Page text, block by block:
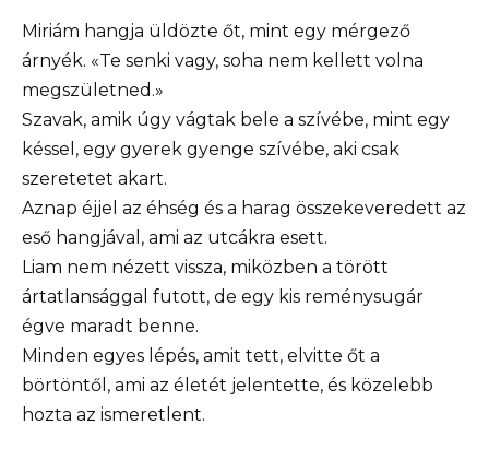
Miriám hangja üldözte őt, mint egy mérgező
árnyék. «Te senki vagy, soha nem kellett volna
megszületned.»
Szavak, amik úgy vágtak bele a szívébe, mint egy
késsel, egy gyerek gyenge szívébe, aki csak
szeretetet akart.
Aznap éjjel az éhség és a harag összekeveredett az
eső hangjával, ami az utcákra esett.
Liam nem nézett vissza, miközben a törött
ártatlansággal futott, de egy kis reménysugár
égve maradt benne.
Minden egyes lépés, amit tett, elvitte őt a
börtöntől, ami az életét jelentette, és közelebb
hozta az ismeretlent.